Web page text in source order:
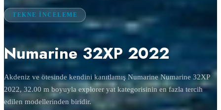
TEKNE İNCELEME
Numarine 32XP 2022
Akdeniz ve ötesinde kendini kanıtlamış Numarine Numarine 32XP
2022, 32.00 m boyuyla explorer yat kategorisinin en fazla tercih
edilen modellerinden biridir.